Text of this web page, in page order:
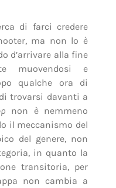
di farci credere
ma non lo è
d’arrivare alla fine
muovendosi e
qualche ora di
trovarsi davanti a
non è nemmeno
il meccanismo del
del genere, non
in quanto la
transitoria, per
non cambia a